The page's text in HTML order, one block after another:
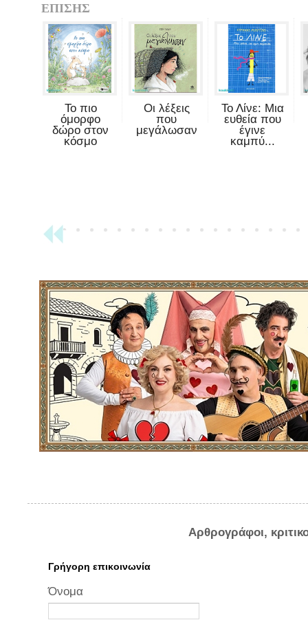
ΕΠΙΣΗΣ
Το πιο
όμορφο
δώρο στον
κόσμο
Οι λέξεις
που
μεγάλωσαν
Το Λίνε: Μια
ευθεία που
έγινε
καμπύ...
Αρθρογράφοι,
Γρήγορη επικοινωνία
Όνομα